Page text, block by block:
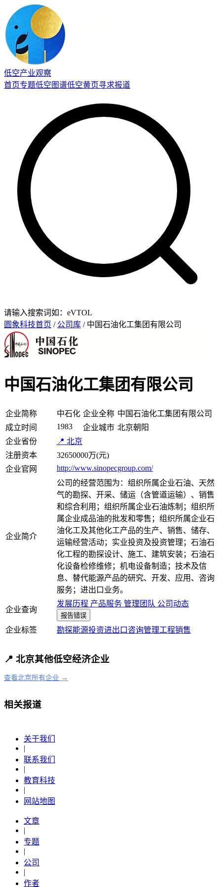
低空产业观察
首页专题低空图谱低空黄页寻求报道
请输入搜索词如：eVTOL
圆象科技首页 / 公司库 / 中国石油化工集团有限公司
中国石油化工集团有限公司
企业简称 中石化 企业全称 中国石油化工集团有限公司
成立时间
1983 企业城市 北京朝阳
企业省份
📍 北京
注册资本
32650000万(元)
企业官网
http://www.sinopecgroup.com/
企业简介
公司的经营范围为：组织所属企业石油、天然
气的勘探、开采、储运（含管道运输）、销售
和综合利用；组织所属企业石油炼制；组织所
属企业成品油的批发和零售；组织所属企业石
油化工及其他化工产品的生产、销售、储存、
运输经营活动；实业投资及投资管理；石油石
化工程的勘探设计、施工、建筑安装；石油石
化设备检修维修；机电设备制造；技术及信
息、替代能源产品的研究、开发、应用、咨询
服务；进出口业务。
企业查询
发展历程 产品服务 管理团队 公司动态
报告错误
企业标签 勘探能源投资进出口 咨询管理工程销售
📍 北京其他低空经济企业
查看北京所有企业 →
相关报道
关于我们
|
联系我们
|
教育科技
|
网站地图
文章
|
专题
|
公司
|
作者